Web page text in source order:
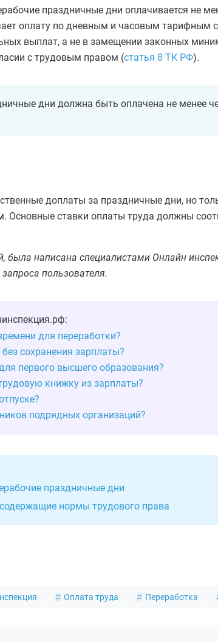
праздничные дни оплачивается не
оплату по дневным и часовым
выплат, а не в замещении законных
с трудовым правом (статья 8 ТК РФ).
дни должна быть оплачена не менее
доплаты за праздничные дни, но
Основные ставки оплаты труда должны
была написана специалистами Онлайн
пользователя.
для переработки?
сохранения зарплаты?
первого высшего образования?
книжку из зарплаты?
подрядных организаций?
праздничные дни
нормы трудового права
Оплата труда Переработка